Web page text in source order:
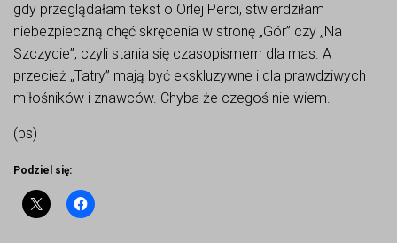
gdy przeglądałam tekst o Orlej Perci, stwierdziłam
niebezpieczną chęć skręcenia w stronę „Gór” czy „Na
Szczycie”, czyli stania się czasopismem dla mas. A
przecież „Tatry” mają być ekskluzywne i dla prawdziwych
miłośników i znawców. Chyba że czegoś nie wiem.
(bs)
Podziel się: